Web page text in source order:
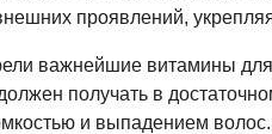
проявлений,
важнейшие витамины
получать в
и выпадением